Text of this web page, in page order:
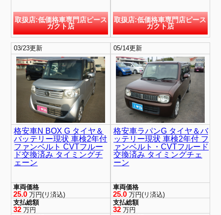
取扱店:低価格車専門店ピース
ガクト店
取扱店:低価格車専門店ピース
ガクト店
03/23更新
格安車N BOX G タイヤ＆
バッテリー現状 車検2年付
ファンベルト CVTフルー
ド交換済み タイミングチ
ェーン
車両価格
25.0 万円(リ済込)
支払総額
32 万円
05/14更新
格安車ラパンG タイヤ＆バ
ッテリー現状 車検2年付 フ
ァンベルト・CVTフルード
交換済み タイミングチェ
ーン
車両価格
25.0万円(リ済込)
支払総額
32万円